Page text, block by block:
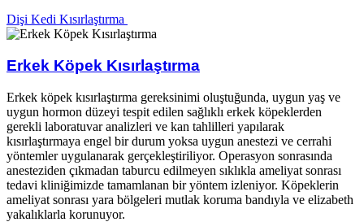
Dişi Kedi Kısırlaştırma ​
Erkek Köpek Kısırlaştırma​
Erkek köpek kısırlaştırma gereksinimi oluştuğunda, uygun yaş ve
uygun hormon düzeyi tespit edilen sağlıklı erkek köpeklerden
gerekli laboratuvar analizleri ve kan tahlilleri yapılarak
kısırlaştırmaya engel bir durum yoksa uygun anestezi ve cerrahi
yöntemler uygulanarak gerçekleştiriliyor. Operasyon sonrasında
anesteziden çıkmadan taburcu edilmeyen sıklıkla ameliyat sonrası
tedavi kliniğimizde tamamlanan bir yöntem izleniyor. Köpeklerin
ameliyat sonrası yara bölgeleri mutlak koruma bandıyla ve elizabeth
yakalıklarla korunuyor.​